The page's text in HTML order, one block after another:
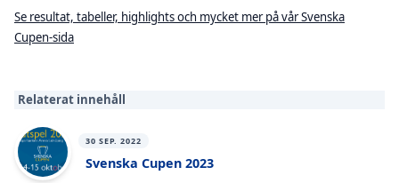
Se resultat, tabeller, highlights och mycket mer på vår Svenska
Cupen-sida
Relaterat innehåll
30 SEP. 2022
Svenska Cupen 2023